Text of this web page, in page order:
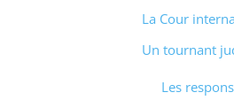
La Cour
Un tournant
Les